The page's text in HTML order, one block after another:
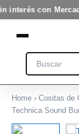
interés con
Ir
al
contenido
Search
Home › Cositas de
Technica Sound